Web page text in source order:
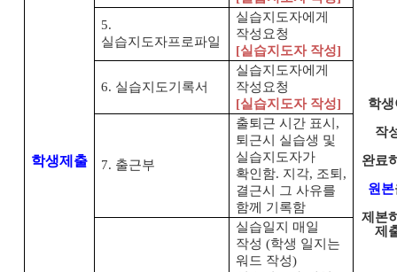
학생제출
학
작
완료
원본
제본
제
5.
실습지도자프로파일
실습지도자에게
작성요청
[실습지도자 작성]
6. 실습지도기록서
실습지도자에게
작성요청
[실습지도자 작성]
7. 출근부
출퇴근 시간 표시 ,
퇴근시 실습생 및
실습지도자가
확인함. 지각, 조퇴 ,
결근시 그 사유를
함께 기록함
실습일지 매일
작성(학생 일지는
워드 작성)